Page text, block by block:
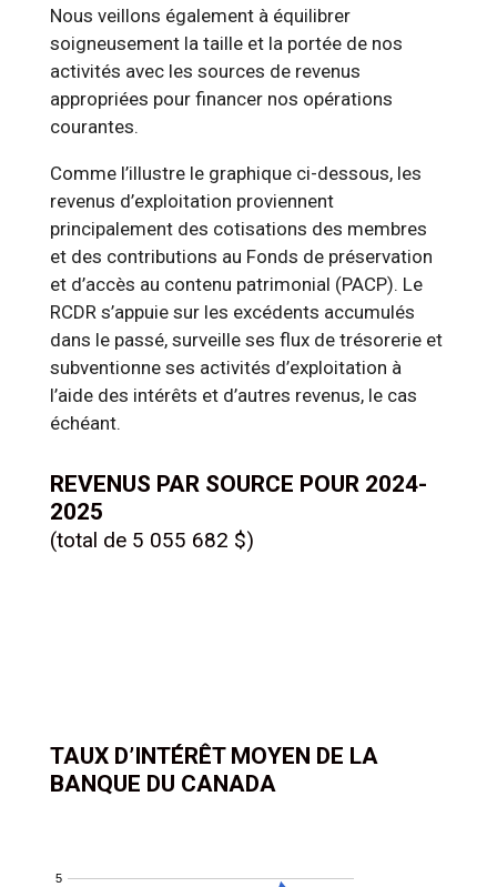
Nous veillons également à équilibrer
soigneusement la taille et la portée de nos
activités avec les sources de revenus
appropriées pour financer nos opérations
courantes.
Comme l’illustre le graphique ci-dessous, les
revenus d’exploitation proviennent
principalement des cotisations des membres
et des contributions au Fonds de préservation
et d’accès au contenu patrimonial (PACP). Le
RCDR s’appuie sur les excédents accumulés
dans le passé, surveille ses flux de trésorerie et
subventionne ses activités d’exploitation à
l’aide des intérêts et d’autres revenus, le cas
échéant.
REVENUS PAR SOURCE POUR 2024-
2025
(total de 5 055 682 $)
TAUX D’INTÉRÊT MOYEN DE LA
BANQUE DU CANADA
5